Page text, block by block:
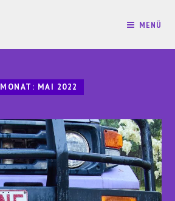
MENÜ
MONAT: MAI 2022